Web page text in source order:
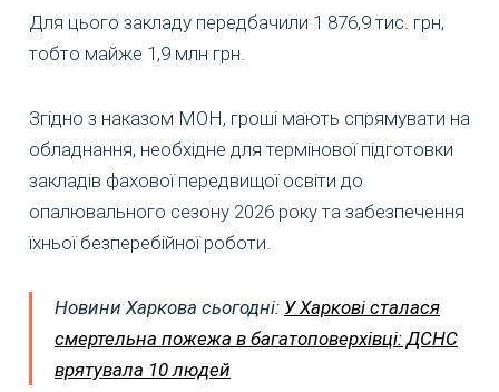
Для цього закладу передбачили 1 876,9 тис. грн,
тобто майже 1,9 млн грн.
Згідно з наказом МОН, гроші мають спрямувати на
обладнання, необхідне для термінової підготовки
закладів фахової передвищої освіти до
опалювального сезону 2026 року та забезпечення
їхньої безперебійної роботи.
Новини Харкова сьогодні: У Харкові сталася
смертельна пожежа в багатоповерхівці: ДСНС
врятувала 10 людей